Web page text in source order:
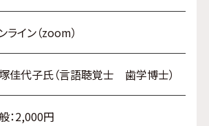
ライン（zoom）
佳代子氏（言語聴覚士 歯学博士）
：2,000円